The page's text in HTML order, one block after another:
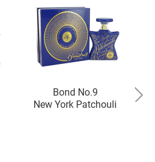
Bond No.9
New York Patchouli